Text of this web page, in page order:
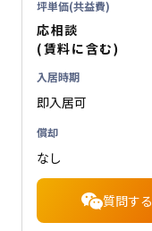
坪単価(共益費)
応相談
(賃料に含む)
入居時期
即入居可
償却
なし
質問する